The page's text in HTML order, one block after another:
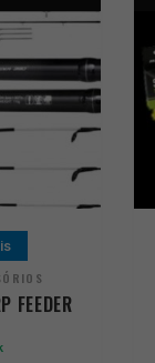
FEEDER